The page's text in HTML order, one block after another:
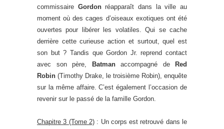
commissaire Gordonréapparaît dans la ville au
moment où des cages d’oiseaux exotiques ont été
ouvertes pour libérer les volatiles. Qui se cache
derrière cette curieuse action et surtout, quel est
son but ? Tandis que Gordon Jr. reprend contact
avec son père,
Batmanaccompagné de
Red
Robin (Timothy Drake, le troisième Robin), enquête
sur la même affaire. C’est également l’occasion de
revenir sur le passé de la famille Gordon.
Chapitre 3 (Tome 2): Un corps est retrouvé dans le